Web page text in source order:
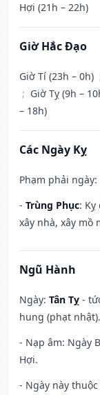
Hợi (21h – 22h)
Giờ Hắc Đạo
Giờ Tí (23h – 0h)
; Giờ Tỵ (9h –
– 18h)
Các Ngày Kỵ
Phạm phải ngày:
- Trùng Phục:
xây nhà, xây mồ
Ngũ Hành
Ngày: Tân Tỵ -
hung (phạt nhật).
- Nạp âm: Ngày
Hợi.
- Ngày này